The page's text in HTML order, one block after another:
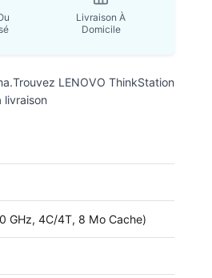
Livraison À
Domicile
LENOVO ThinkStation
livraison
GHz, 4C/4T, 8 Mo Cache)